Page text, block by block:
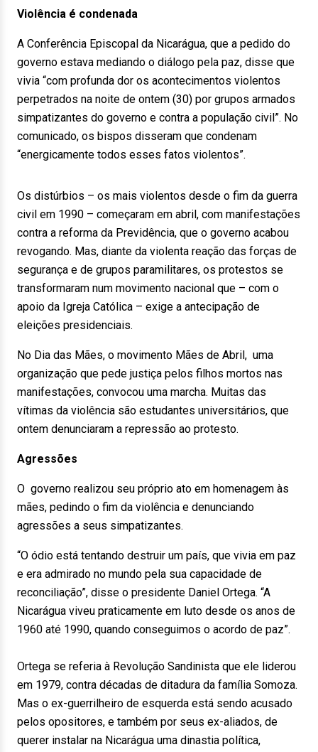
Violência é condenada
A Conferência Episcopal da Nicarágua, que a pedido do
governo estava mediando o diálogo pela paz, disse que
vivia “com profunda dor os acontecimentos violentos
perpetrados na noite de ontem (30) por grupos armados
simpatizantes do governo e contra a população civil”. No
comunicado, os bispos disseram que condenam
“energicamente todos esses fatos violentos”.
Os distúrbios – os mais violentos desde o fim da guerra
civil em 1990 – começaram em abril, com manifestações
contra a reforma da Previdência, que o governo acabou
revogando. Mas, diante da violenta reação das forças de
segurança e de grupos paramilitares, os protestos se
transformaram num movimento nacional que – com o
apoio da Igreja Católica – exige a antecipação de
eleições presidenciais.
No Dia das Mães, o movimento Mães de Abril, uma
organização que pede justiça pelos filhos mortos nas
manifestações, convocou uma marcha. Muitas das
vítimas da violência são estudantes universitários, que
ontem denunciaram a repressão ao protesto.
Agressões
O governo realizou seu próprio ato em homenagem às
mães, pedindo o fim da violência e denunciando
agressões a seus simpatizantes.
“O ódio está tentando destruir um país, que vivia em paz
e era admirado no mundo pela sua capacidade de
reconciliação”, disse o presidente Daniel Ortega. “A
Nicarágua viveu praticamente em luto desde os anos de
1960 até 1990, quando conseguimos o acordo de paz”.
Ortega se referia à Revolução Sandinista que ele liderou
em 1979, contra décadas de ditadura da família Somoza.
Mas o ex-guerrilheiro de esquerda está sendo acusado
pelos opositores, e também por seus ex-aliados, de
querer instalar na Nicarágua uma dinastia política,